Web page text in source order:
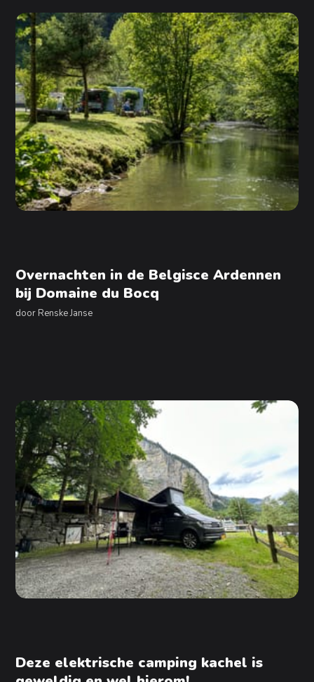
Overnachten in de Belgisce Ardennen
bij Domaine du Bocq
door Renske Janse
Deze elektrische camping kachel is